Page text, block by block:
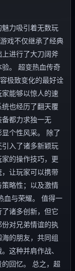
力吸引着无数玩
戏不仅继承了经典
进行了大刀阔斧
。 超变热血传奇
极致变化的最好诠
能够以惊人的速
也经历了翻天覆
都力求独一无
个性风采。 除了
入了诸多新颖玩
的操作技巧，更
让玩家可以携带
略性；以及激情
血与荣耀。 值得一
诸多创新，但它
对兄弟情谊的执
的朋友，共同组
这种并肩作战、
回忆。 总之，超